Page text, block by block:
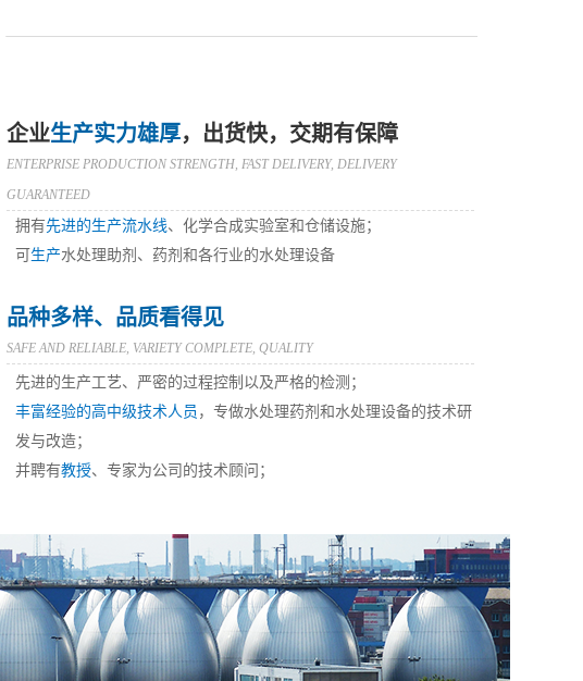
企业生产实力雄厚，出货快，交期有保障
ENTERPRISE PRODUCTION STRENGTH, FAST DELIVERY, DELIVERY
GUARANTEED
拥有先进的生产流水线、化学合成实验室和仓储设施；
可生产水处理助剂、药剂和各行业的水处理设备
品种多样、品质看得见
SAFE AND RELIABLE, VARIETY COMPLETE, QUALITY
先进的生产工艺、严密的过程控制以及严格的检测；
丰富经验的高中级技术人员 ，专做水处理药剂和水处理设备的技术研
发与改造；
并聘有教授、专家为公司的技术顾问；